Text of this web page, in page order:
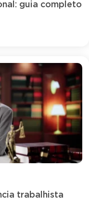
guia completo
trabalhista